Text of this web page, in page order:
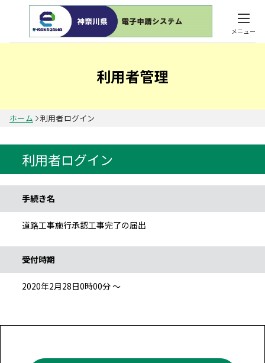
メニュー
利用者管理
ホーム 利用者ログイン
利用者ログイン
手続き名
道路工事施行承認工事完了の届出
受付時期
2020年2月28日0時00分 ～